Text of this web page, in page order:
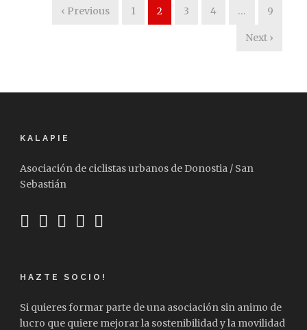
‹ Previous 1 2 3 4 … 9
Next ›
KALAPIE
Asociación de ciclistas urbanos de Donostia / San
Sebastián
HAZTE SOCIO!
Si quieres formar parte de una asociación sin animo de
lucro que quiere mejorar la sostenibilidad y la movilidad